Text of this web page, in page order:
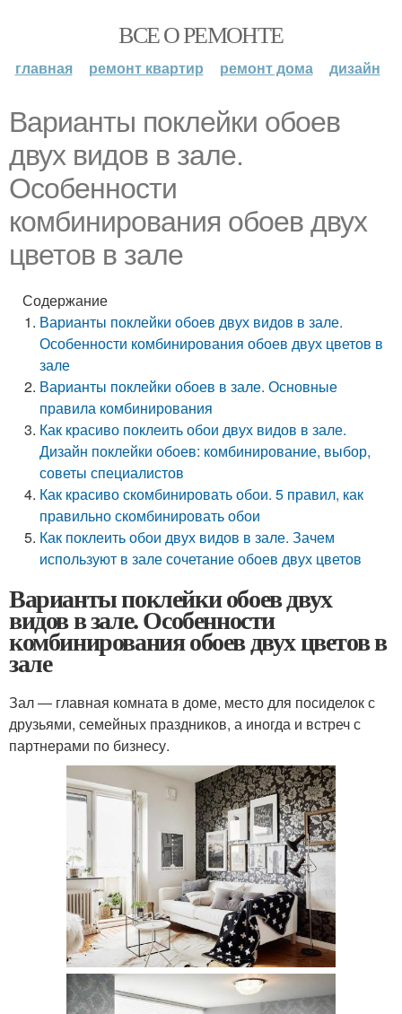
ВСЕ О РЕМОНТЕ
главная ремонт квартир ремонт дома дизайн
Варианты поклейки обоев
двух видов в зале.
Особенности
комбинирования обоев двух
цветов в зале
Содержание
Варианты поклейки обоев двух видов в зале.
Особенности комбинирования обоев двух цветов в
зале
Варианты поклейки обоев в зале. Основные
правила комбинирования
Как красиво поклеить обои двух видов в зале.
Дизайн поклейки обоев: комбинирование, выбор,
советы специалистов
Как красиво скомбинировать обои. 5 правил, как
правильно скомбинировать обои
Как поклеить обои двух видов в зале. Зачем
используют в зале сочетание обоев двух цветов
Варианты поклейки обоев двух
видов в зале. Особенности
комбинирования обоев двух цветов в
зале
Зал ― главная комната в доме, место для посиделок с
друзьями, семейных праздников, а иногда и встреч с
партнерами по бизнесу.